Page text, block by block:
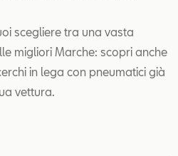
scegliere tra una vasta
migliori Marche: scopri anche
in lega con pneumatici già
vettura.